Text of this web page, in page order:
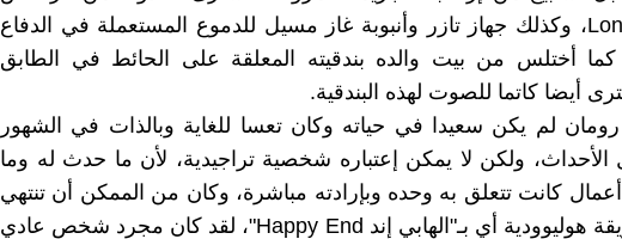
22 Long Rifle، وكذلك جهاز تازر وأنبوبة غاز مسيل للدموع المستعملة في الدفاع
أختلس من بيت والده بندقيته المعلقة على الحائط في الطابق
أيضا كاتما للصوت لهذه البندقية.
لم يكن سعيدا في حياته وكان تعسا للغاية وبالذات في الشهور
الأحداث، ولكن لا يمكن إعتباره شخصية تراجيدية، لأن ما حدث له وما
كانت تتعلق به وحده وبإرادته مباشرة، وكان من الممكن أن تنتهي
القصة بطريقة هوليوودية أي بـ"الهابي إند Happy End"، لقد كان مجرد شخص عادي